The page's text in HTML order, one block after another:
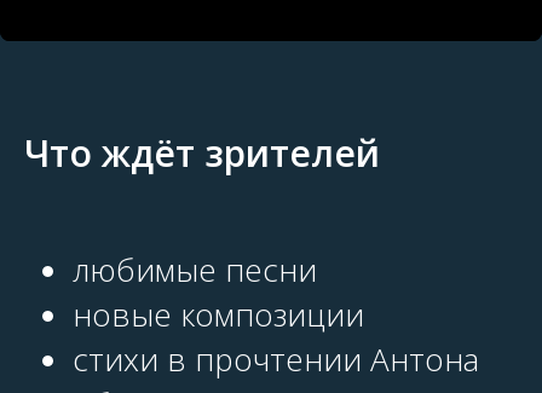
Что ждёт зрителей
любимые песни
новые композиции
стихи в прочтении Антона